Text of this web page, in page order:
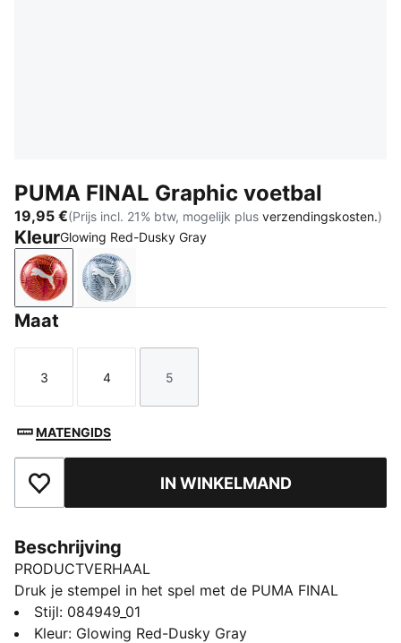
PUMA FINAL Graphic voetbal
19,95 €(Prijs incl. 21% btw, mogelijk plus verzendingskosten.)
KleurGlowing Red-Dusky Gray
Glowing Red-Dusky Gray
Icy Blue-Persian Blue-PUMA White
Maat
Maat
3
Maat
4
Maat
5
MATENGIDS
Toegevoegd aan favorietenIN WINKELMAND
Beschrijving
PRODUCTVERHAAL
Druk je stempel in het spel met de PUMA FINAL
Graphic bal. Dankzij de opvallende graphics en
consistente vluchteigenschappen is dit model perfect
Stijl: 084949_01
Kleur: Glowing Red-Dusky Gray